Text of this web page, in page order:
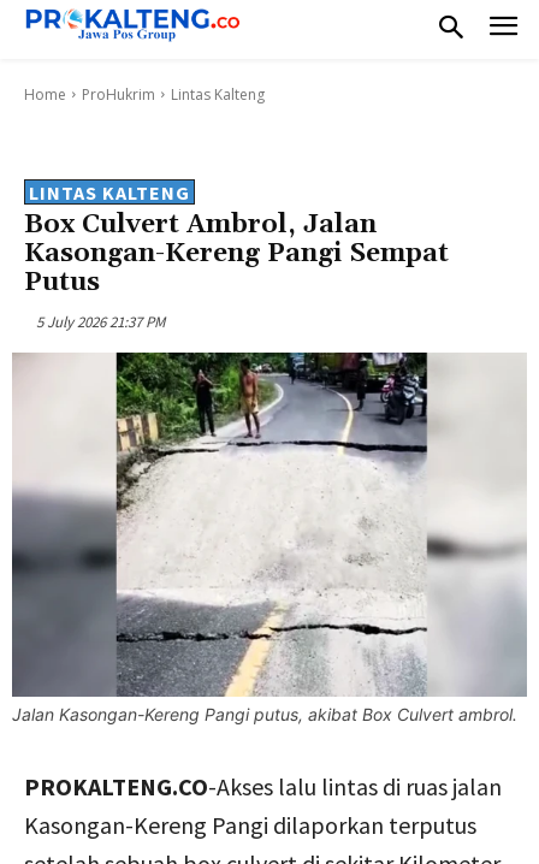
Home ProHukrim Lintas Kalteng
LINTAS KALTENG
Box Culvert Ambrol, Jalan
Kasongan-Kereng Pangi Sempat
Putus
5 July 2026 21:37 PM
Jalan Kasongan-Kereng Pangi putus, akibat Box Culvert ambrol.
PROKALTENG.CO-Akses lalu lintas di ruas jalan
Kasongan-Kereng Pangi dilaporkan terputus